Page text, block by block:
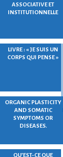
ASSOCIATIVE ET
INSTITUTIONNELLE
LIVRE : « JE SUIS UN
CORPS QUI PENSE »
ORGANIC PLASTICITY
AND SOMATIC
SYMPTOMS OR
DISEASES.
QU’EST-CE QUE